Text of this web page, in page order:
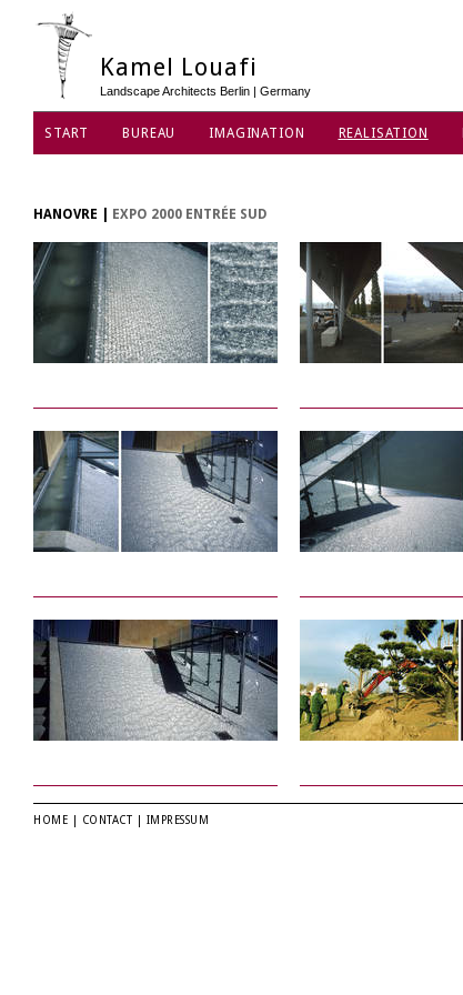
Kamel Louafi
Landscape Architects Berlin | Germany
START BUREAU IMAGINATION REALISATION
HANOVRE EXPO 2000 ENTRÉE SUD
HOME CONTACT IMPRESSUM